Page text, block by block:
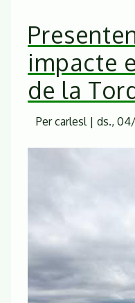
impacte
de la
Percarlesl| ds.,